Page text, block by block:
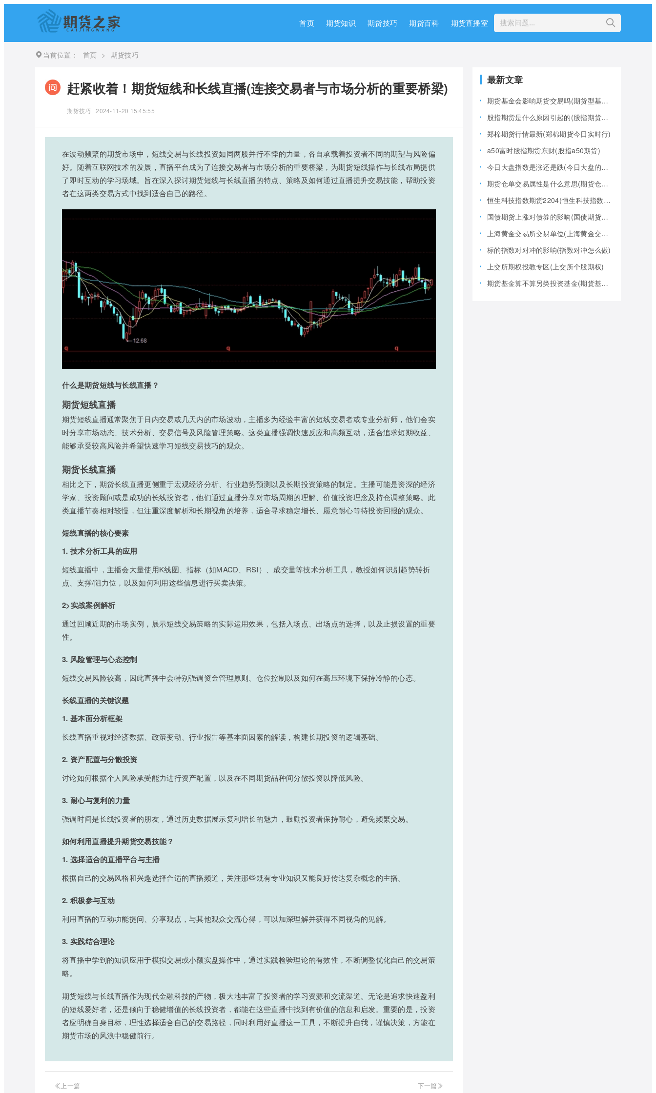
首页 期货知识 期货技巧 期货百科 期货直播室
当前位置： 首页 > 期货技巧
赶紧收着！期货短线和长线直播(连接交易者与市场分析的重要桥梁)
期货技巧 2024-11-20 15:45:55
在波动频繁的期货市场中，短线交易与长线投资如同两股并行不悖的力量，各自承载着投资者不同的期望与风险偏
好。随着互联网技术的发展，直播平台成为了连接交易者与市场分析的重要桥梁，为期货短线操作与长线布局提供
了即时互动的学习场域。旨在深入探讨期货短线与长线直播的特点、策略及如何通过直播提升交易技能，帮助投资
者在这两类交易方式中找到适合自己的路径。
什么是期货短线与长线直播？
期货短线直播
期货短线直播通常聚焦于日内交易或几天内的市场波动，主播多为经验丰富的短线交易者或专业分析师，他们会实
时分享市场动态、技术分析、交易信号及风险管理策略。这类直播强调快速反应和高频互动，适合追求短期收益、
能够承受较高风险并希望快速学习短线交易技巧的观众。
期货长线直播
相比之下，期货长线直播更侧重于宏观经济分析、行业趋势预测以及长期投资策略的制定。主播可能是资深的经济
学家、投资顾问或是成功的长线投资者，他们通过直播分享对市场周期的理解、价值投资理念及持仓调整策略。此
类直播节奏相对较慢，但注重深度解析和长期视角的培养，适合寻求稳定增长、愿意耐心等待投资回报的观众。
短线直播的核心要素
1. 技术分析工具的应用
短线直播中，主播会大量使用K线图、指标（如MACD、RSI）、成交量等技术分析工具，教授如何识别趋势转折
点、支撑/阻力位，以及如何利用这些信息进行买卖决策。
2>实战案例解析
通过回顾近期的市场实例，展示短线交易策略的实际运用效果，包括入场点、出场点的选择，以及止损设置的重要
性。
3. 风险管理与心态控制
短线交易风险较高，因此直播中会特别强调资金管理原则、仓位控制以及如何在高压环境下保持冷静的心态。
长线直播的关键议题
1. 基本面分析框架
长线直播重视对经济数据、政策变动、行业报告等基本面因素的解读，构建长期投资的逻辑基础。
2. 资产配置与分散投资
讨论如何根据个人风险承受能力进行资产配置，以及在不同期货品种间分散投资以降低风险。
3. 耐心与复利的力量
强调时间是长线投资者的朋友，通过历史数据展示复利增长的魅力，鼓励投资者保持耐心，避免频繁交易。
如何利用直播提升期货交易技能？
1. 选择适合的直播平台与主播
根据自己的交易风格和兴趣选择合适的直播频道，关注那些既有专业知识又能良好传达复杂概念的主播。
2. 积极参与互动
利用直播的互动功能提问、分享观点，与其他观众交流心得，可以加深理解并获得不同视角的见解。
3. 实践结合理论
将直播中学到的知识应用于模拟交易或小额实盘操作中，通过实践检验理论的有效性，不断调整优化自己的交易策
略。
期货短线与长线直播作为现代金融科技的产物，极大地丰富了投资者的学习资源和交流渠道。无论是追求快速盈利
的短线爱好者，还是倾向于稳健增值的长线投资者，都能在这些直播中找到有价值的信息和启发。重要的是，投资
者应明确自身目标，理性选择适合自己的交易路径，同时利用好直播这一工具，不断提升自我，谨慎决策，方能在
期货市场的风浪中稳健前行。
上一篇 下一篇
最新文章
期货基金会影响期货交易吗(期货型基金风险大吗)
股指期货是什么原因引起的(股指期货产生的原因)
郑棉期货行情最新(郑棉期货今日实时行)
a50富时股指期货东财(股指a50期货)
今日大盘指数是涨还是跌(今日大盘的指数是多少)
期货仓单交易属性是什么意思(期货仓是什么意思)
恒生科技指数期货2204(恒生科技指数期货夜盘)
国债期货上涨对债券的影响(国债期货上涨对债券的影响大吗)
上海黄金交易所交易单位(上海黄金交易所全称)
标的指数对对冲的影响(指数对冲怎么做)
上交所期权投教专区(上交所个股期权)
期货基金算不算另类投资基金(期货基金是期货还是基金)